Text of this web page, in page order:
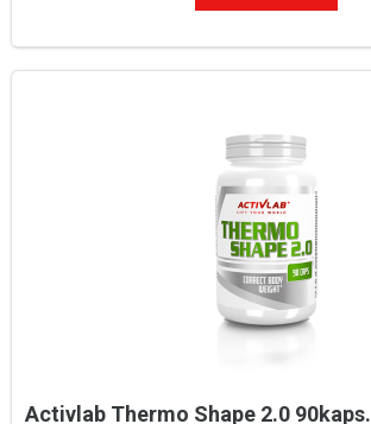
Activlab Thermo Shape 2.0 90kaps.